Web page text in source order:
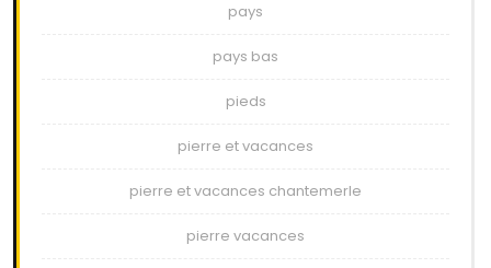
pays
pays bas
pieds
pierre et vacances
pierre et vacances chantemerle
pierre vacances